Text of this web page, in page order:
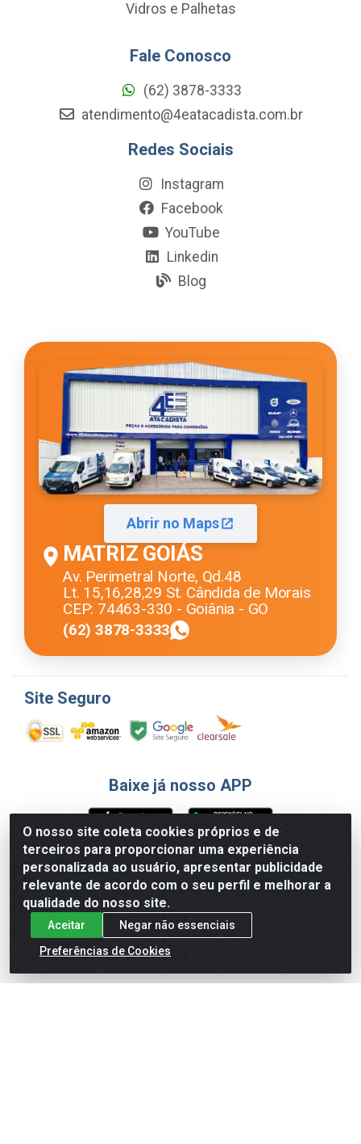
O nosso site coleta cookies próprios e de
terceiros para proporcionar uma experiência
personalizada ao usuário, apresentar publicidade
relevante de acordo com o seu perfil e melhorar a
qualidade do nosso site.
Aceitar
Negar não essenciais
Preferências de Cookies
Vidros e Palhetas
Fale Conosco
(62) 3878-3333
atendimento@4eatacadista.com.br
Redes Sociais
Instagram
Facebook
YouTube
Linkedin
Blog
Abrir no Maps
MATRIZ GOIÁS
Av. Perimetral Norte, Qd.48
Lt. 15,16,28,29 St. Cândida de Morais
CEP: 74463-330 - Goiânia - GO
(62) 3878-3333
Site Seguro
Baixe já nosso APP
Formas de Pagamento